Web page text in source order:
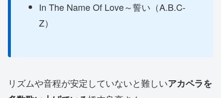
In The Name Of Love～誓い（A.B.C-
Z）
リズムや音程が安定していないと難しいアカペラを